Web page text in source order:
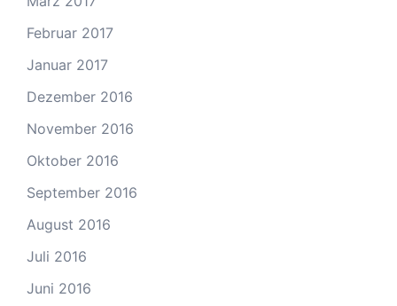
Februar 2017
Januar 2017
Dezember 2016
November 2016
Oktober 2016
September 2016
August 2016
Juli 2016
Juni 2016